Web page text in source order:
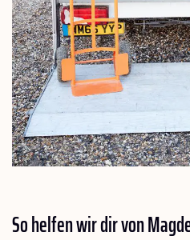
So helfen wir dir von